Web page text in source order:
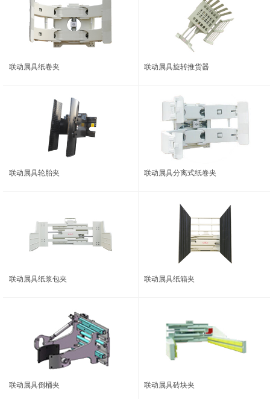
联动属具纸卷夹 联动属具旋转推货器
联动属具轮胎夹 联动属具分离式纸卷夹
联动属具纸浆包夹 联动属具纸箱夹
联动属具倒桶夹 联动属具砖块夹